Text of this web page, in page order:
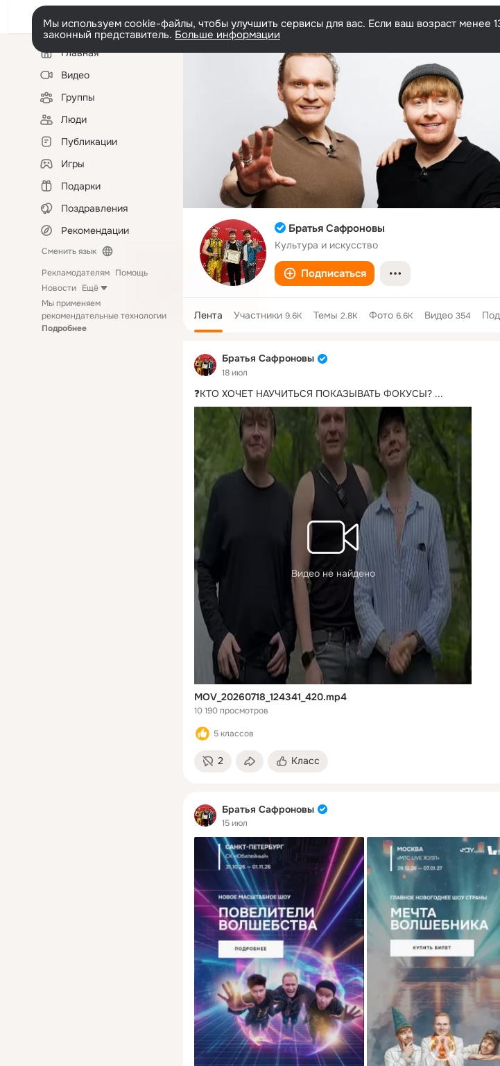
Мы используем cookie-файлы, чтобы улучшить сервисы для вас. Если ваш возраст менее
законный представитель. Больше информации
Левая
колонкаГлавная
Видео
Группы
Люди
Публикации
Игры
Подарки
Поздравления
Рекомендации
Сменить язык
Рекламодателям Помощь
Новости Ещё
Мы применяем
рекомендательные технологии
Подробнее
Братья Сафроновы
Культура и искусство
Подписаться
Лента Участники 9.6K Темы 2.8K Фото 6.6K Видео 354
Братья Сафроновы
18 июл
❓КТО ХОЧЕТ НАУЧИТЬСЯ ПОКАЗЫВАТЬ ФОКУСЫ? ...
Видео не найдено
MOV_20260718_124341_420.mp4
10 190 просмотров
5 классов
2 Класс
Братья Сафроновы
15 июл